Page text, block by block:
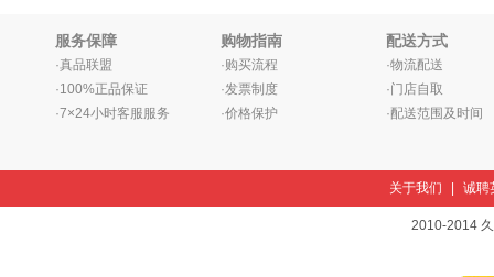
服务保障
·真品联盟
·100%正品保证
·7×24小时客服服务
购物指南
·购买流程
·发票制度
·价格保护
配送方式
·物流配送
·门店自取
·配送范围及时间
关于我们 诚聘
2010-2014